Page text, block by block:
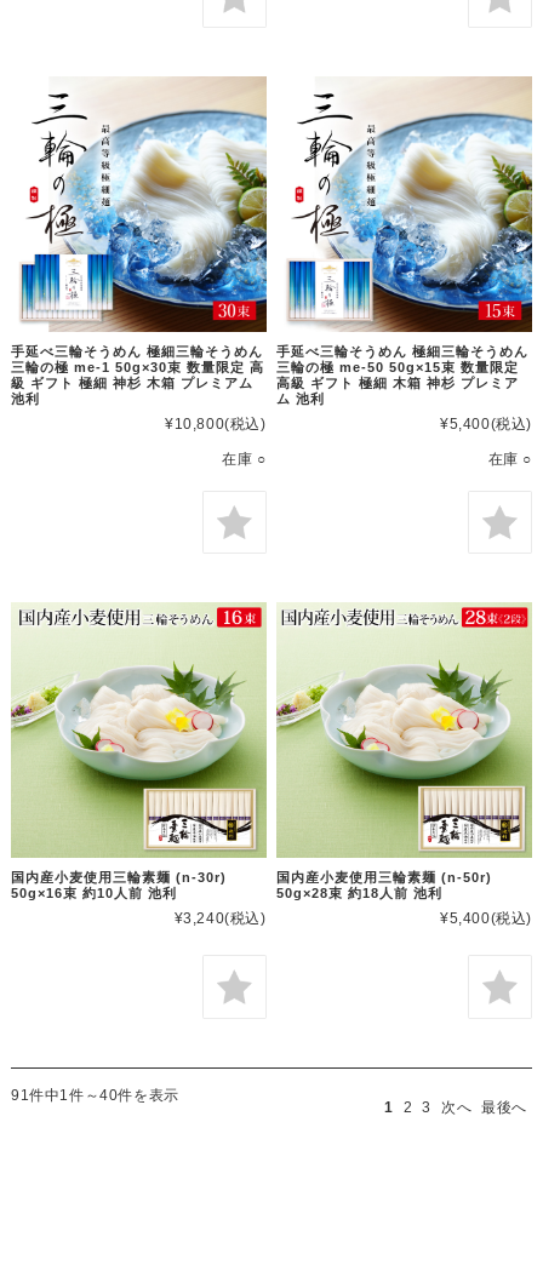
手延べ三輪そうめん 極細三輪そうめん
三輪の極 me-1 50g×30束 数量限定 高
級 ギフト 極細 神杉 木箱 プレミアム
池利
¥10,800(税込)
在庫 ○
手延べ三輪そうめん 極細三輪そうめん
三輪の極 me-50 50g×15束 数量限定
高級 ギフト 極細 木箱 神杉 プレミア
ム 池利
¥5,400(税込)
在庫 ○
国内産小麦使用三輪素麺 (n-30r)
50g×16束 約10人前 池利
¥3,240(税込)
国内産小麦使用三輪素麺 (n-50r)
50g×28束 約18人前 池利
¥5,400(税込)
91件中1件～40件を表示
1 2 3 次へ 最後へ